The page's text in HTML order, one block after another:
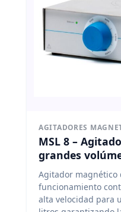
AGITADORES
MSL 8 –
grandes
Agitador magnético
funcionamiento
alta velocidad para